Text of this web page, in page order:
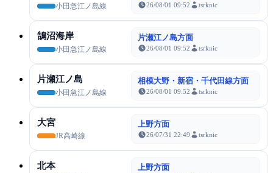
小田急江ノ島線 26/08/01 09:52 tsrknic
鵠沼海岸
小田急江ノ島線
片瀬江ノ島方面
26/08/01 09:52 tsrknic
片瀬江ノ島
小田急江ノ島線
相模大野・新宿・千代田線方面
26/08/01 09:52 tsrknic
大宮
JR高崎線
上野方面
26/07/31 22:49 tsrknic
北本 上野方面